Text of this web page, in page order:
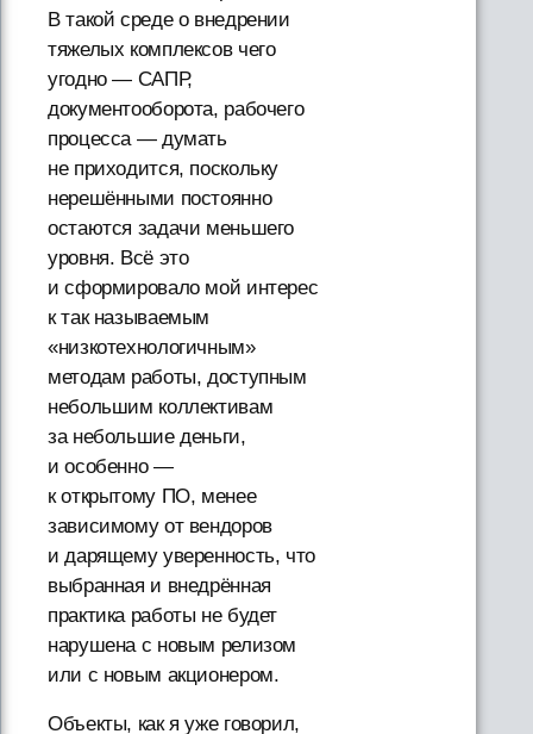
В такой среде о внедрении
тяжелых комплексов чего
угодно — САПР,
документооборота, рабочего
процесса — думать
не приходится, поскольку
нерешёнными постоянно
остаются задачи меньшего
уровня. Всё это
и сформировало мой интерес
к так называемым
«низкотехнологичным»
методам работы, доступным
небольшим коллективам
за небольшие деньги,
и особенно —
к открытому ПО, менее
зависимому от вендоров
и дарящему уверенность, что
выбранная и внедрённая
практика работы не будет
нарушена с новым релизом
или с новым акционером.
Объекты, как я уже говорил,